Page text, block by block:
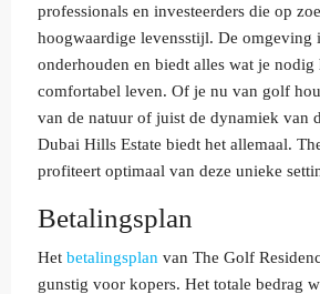
professionals en investeerders die op
hoogwaardige levensstijl. De omgeving
onderhouden en biedt alles wat je nodig
comfortabel leven. Of je nu van golf
van de natuur of juist de dynamiek van
Dubai Hills Estate biedt het allemaal.
profiteert optimaal van deze unieke
Betalingsplan
Het betalingsplan van The Golf
gunstig voor kopers. Het totale bedrag